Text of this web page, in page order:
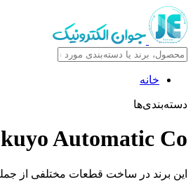
خانه
دسته‌بندی‌ها
Automatic Co
این برند در ساخت قطعات مختلفی از